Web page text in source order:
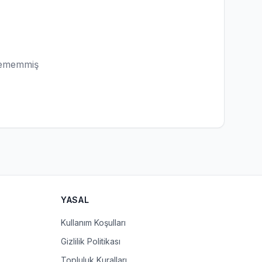
YASAL
Kullanım Koşulları
Gizlilik Politikası
Topluluk Kuralları